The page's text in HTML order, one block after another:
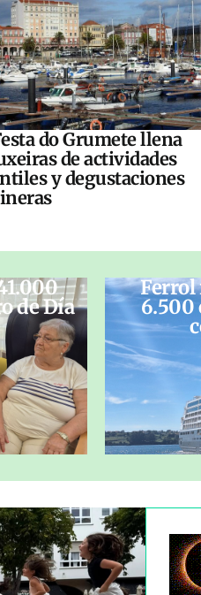
do Grumete llena
de actividades
y degustaciones
de Día
Ferrol
6.500